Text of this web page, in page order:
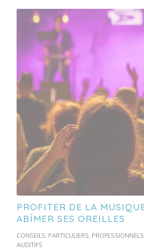
PROFITER DE LA
ABÎMER SES OREILLES
CONSEILS, PARTICULIERS, PROFESSIONNELS
AUDITIFS